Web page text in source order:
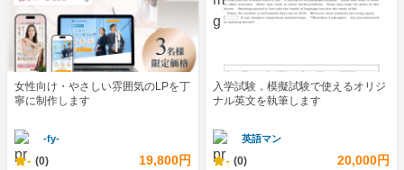
女性向け・やさしい雰囲気のLPを丁
寧に制作します
-fy-
- (0) 19,800円
入学試験，模擬試験で使えるオリジ
ナル英文を執筆します
英語マン
- (0) 20,000円